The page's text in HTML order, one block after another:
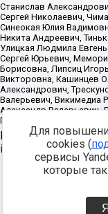
Источник:https://
inostrannyih-
Разработка -
Для
cookies (
сервисы
которые